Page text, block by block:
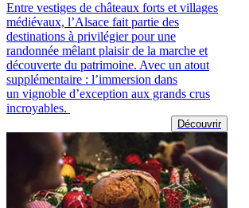
Entre vestiges de châteaux forts et villages
médiévaux, l’Alsace fait partie des
destinations à privilégier pour une
randonnée mêlant plaisir de la marche et
découverte du patrimoine. Avec un atout
supplémentaire : l’immersion dans
un vignoble d’exception aux grands crus
incroyables.
Découvrir